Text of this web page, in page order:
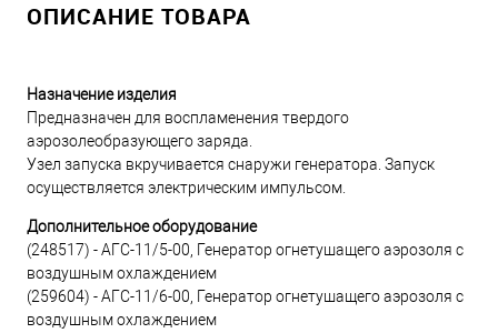
ОПИСАНИЕ ТОВАРА
Назначение изделия
Предназначен для воспламенения твердого
аэрозолеобразующего заряда.
Узел запуска вкручивается снаружи генератора. Запуск
осуществляется электрическим импульсом.
Дополнительное оборудование
(248517) - АГС-11/5-00, Генератор огнетушащего аэрозоля с
воздушным охлаждением
(259604) - АГС-11/6-00, Генератор огнетушащего аэрозоля с
воздушным охлаждением